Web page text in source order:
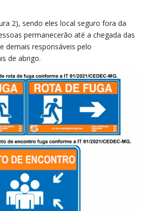
2), sendo eles local seguro fora da
permanecerão até a chegada das
demais responsáveis pelo
de abrigo.